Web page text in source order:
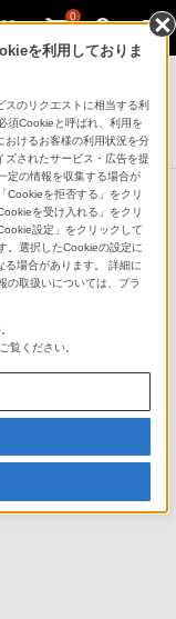
0
を利用しておりま
のリクエストに相当する利
須Cookieと呼ばれ、利用を
おけるお客様の利用状況を分
されたサービス・広告を提
定の情報を収集する場合が
Cookieを拒否する」をクリ
を受け入れる」をクリ
設定」をクリックして
。選択したCookieの設定に
る場合があります。 詳細に
の取扱いについては、プラ
覧ください。